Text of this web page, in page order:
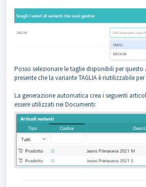
Posso selezionare le taglie disponibili per
presente che la variante TAGLIA è riutilizzabile
La generazione automatica crea i seguenti
essere utilizzati nei Documenti: